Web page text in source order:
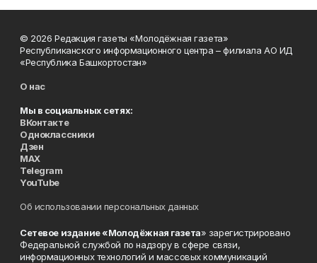
© 2026 Редакция газеты «Молодёжная газета»
Республиканского информационного центра – филиала АО ИД
«Республика Башкортостан»
О нас
Мы в социальных сетях:
ВКонтакте
Одноклассники
Дзен
MAX
Telegram
YouTube
Об использовании персональных данных
Сетевое издание «Молодёжная газета» зарегистрировано
Федеральной службой по надзору в сфере связи,
информационных технологий и массовых коммуникаций